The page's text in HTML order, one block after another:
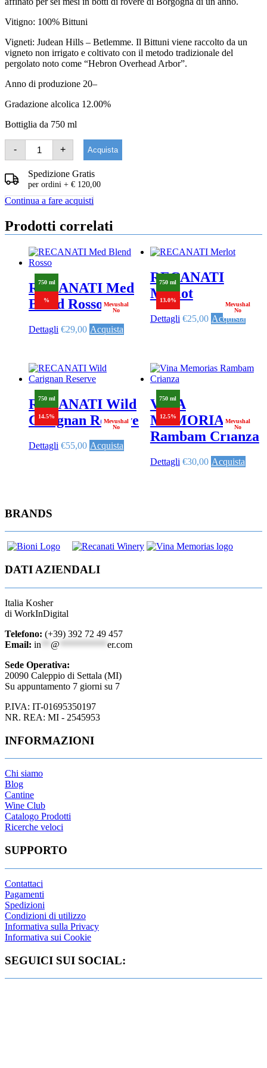
Vitigno: 100% Bittuni
Vigneti: Judean Hills – Betlemme. Il Bittuni viene raccolto da un
vigneto non irrigato e coltivato con il metodo tradizionale del
pergolato noto come “Hebron Overhead Arbor”.
Anno di produzione 20–
Gradazione alcolica 12.00%
Bottiglia da 750 ml
-
RECANATI
Bittuni
quantità
+ Acquista
Spedizione Gratis
per ordini + € 120,00
Continua a fare acquisti
Prodotti correlati
750 ml
%
Mevushal
No
RECANATI Med
Blend Rosso
Dettagli €29,00 Acquista
750 ml
13.0%
Mevushal
No
RECANATI
Merlot
Dettagli €25,00 Acquista
750 ml
14.5%
Mevushal
No
RECANATI Wild
Carignan Reserve
Dettagli €55,00 Acquista
750 ml
12.5%
Mevushal
No
VINA
MEMORIAS
Rambam Crianza
Dettagli €30,00 Acquista
BRANDS
DATI AZIENDALI
Italia Kosher
di WorkInDigital
Telefono: (+39) 392 72 49 457
Email: in @
er.com
Sede Operativa:
20090 Caleppio di Settala (MI)
Su appuntamento 7 giorni su 7
P.IVA: IT-01695350197
NR. REA: MI - 2545953
INFORMAZIONI
Chi siamo
Blog
Cantine
Wine Club
Catalogo Prodotti
Ricerche veloci
SUPPORTO
Contattaci
Pagamenti
Spedizioni
Condizioni di utilizzo
Informativa sulla Privacy
Informativa sui Cookie
SEGUICI SUI SOCIAL: